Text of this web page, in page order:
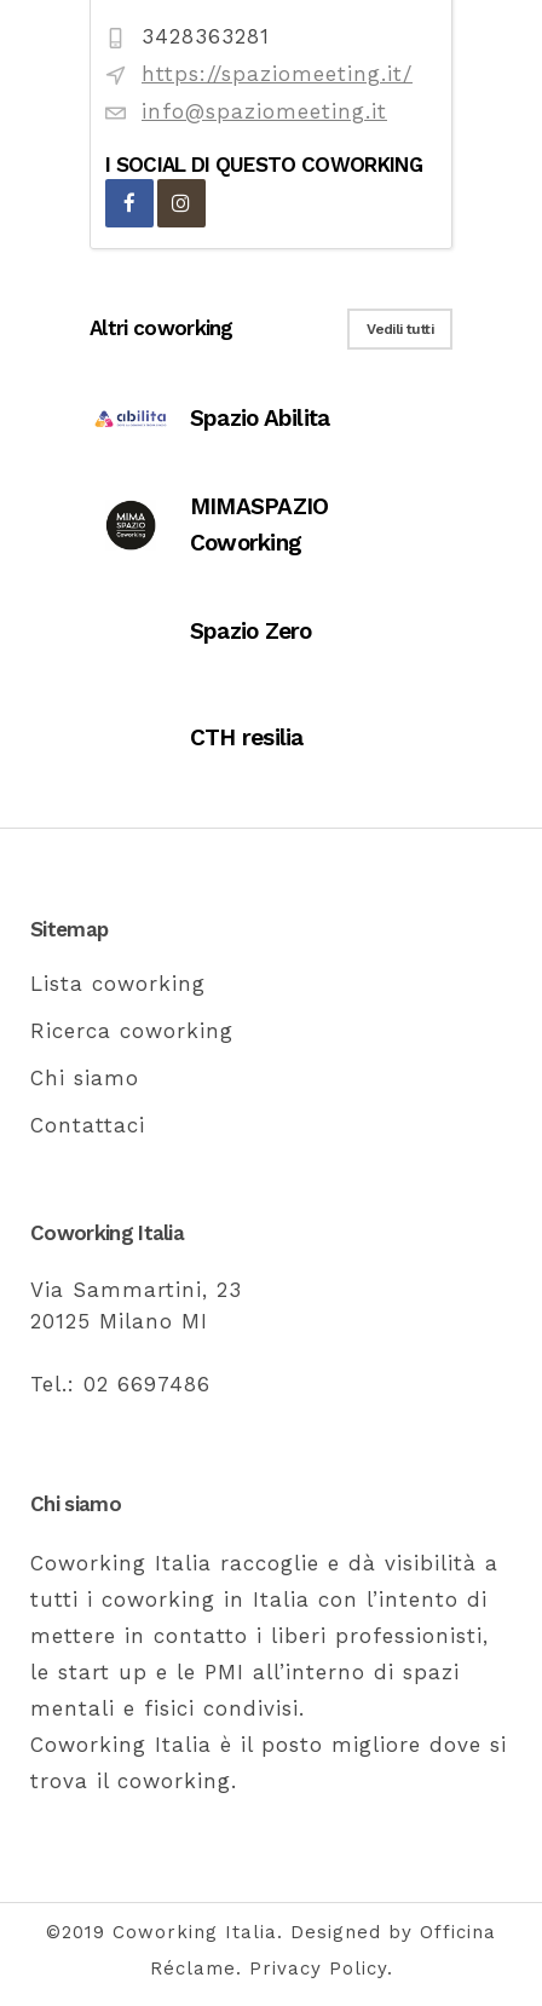
3428363281
https://spaziomeeting.it/
info@spaziomeeting.it
I SOCIAL DI QUESTO COWORKING
Altri coworking Vedili tutti
Spazio Abilita
MIMASPAZIO
Coworking
Spazio Zero
CTH resilia
Sitemap
Lista coworking
Ricerca coworking
Chi siamo
Contattaci
Coworking Italia
Via Sammartini, 23
20125 Milano MI
Tel.: 02 6697486
Chi siamo
Coworking Italia raccoglie e dà visibilità a
tutti i coworking in Italia con l’intento di
mettere in contatto i liberi professionisti,
le start up e le PMI all’interno di spazi
mentali e fisici condivisi.
Coworking Italia è il posto migliore dove si
trova il coworking.
©2019 Coworking Italia. Designed by Officina
Réclame. Privacy Policy.